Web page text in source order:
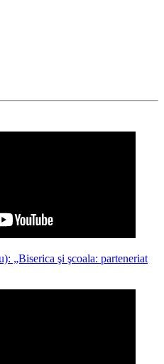
„Biserica şi şcoala: parteneriat